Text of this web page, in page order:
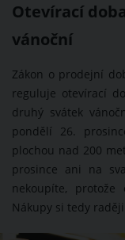
Otevírací
vánoční
Zákon o prodejní
reguluje otevírací
druhý svátek
pondělí 26.
plochou nad 200
prosince ani na
nekoupíte,
Nákupy si tedy